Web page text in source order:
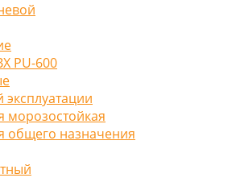
PU-600
эксплуатации
морозостойкая
общего назначения